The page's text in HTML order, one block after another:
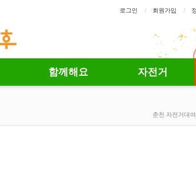
로그인 회원가입
함께해요 자전거
춘천 자전거대